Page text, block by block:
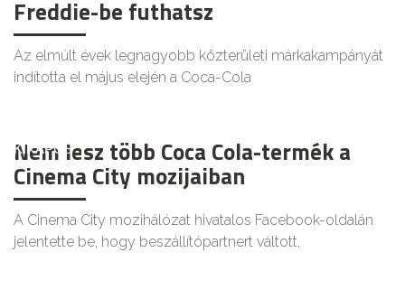
Freddie-be futhatsz
Az elmúlt évek legnagyobb közterületi márkakampányát
indította el május elején a Coca-Cola
KIKAPCS
Nem lesz több Coca Cola-termék a
Cinema City mozijaiban
A Cinema City mozihálózat hivatalos Facebook-oldalán
jelentette be, hogy beszállítópartnert váltott,